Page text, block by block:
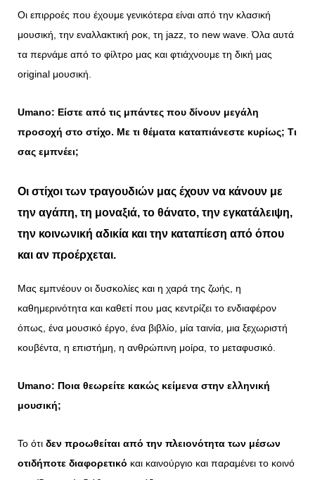
Οι επιρροές που έχουμε γενικότερα είναι από την κλασική
μουσική, την εναλλακτική ροκ, τη jazz, το new wave. Όλα αυτά
τα περνάμε από το φίλτρο μας και φτιάχνουμε τη δική μας
original μουσική.
Umano: Είστε από τις μπάντες που δίνουν μεγάλη
προσοχή στο στίχο. Με τι θέματα καταπιάνεστε κυρίως; Τι
σας εμπνέει;
Οι στίχοι των τραγουδιών μας έχουν να κάνουν με
την αγάπη, τη μοναξιά, το θάνατο, την εγκατάλειψη,
την κοινωνική αδικία και την καταπίεση από όπου
και αν προέρχεται.
Μας εμπνέουν οι δυσκολίες και η χαρά της ζωής, η
καθημερινότητα και καθετί που μας κεντρίζει το ενδιαφέρον
όπως, ένα μουσικό έργο, ένα βιβλίο, μία ταινία, μια ξεχωριστή
κουβέντα, η επιστήμη, η ανθρώπινη μοίρα, το μεταφυσικό.
Umano: Ποια θεωρείτε κακώς κείμενα στην ελληνική
μουσική;
Το ότι δεν προωθείται από την πλειονότητα των μέσων
οτιδήποτε διαφορετικό και καινούργιο και παραμένει το κοινό